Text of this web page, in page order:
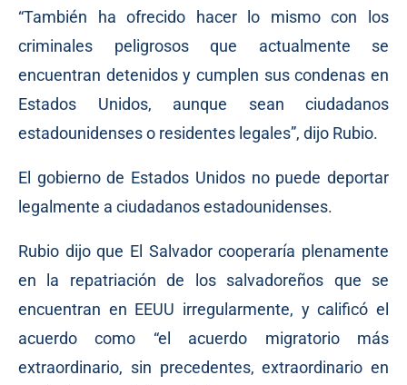
“También ha ofrecido hacer lo mismo con los
criminales peligrosos que actualmente se
encuentran detenidos y cumplen sus condenas en
Estados Unidos, aunque sean ciudadanos
estadounidenses o residentes legales”, dijo Rubio.
El gobierno de Estados Unidos no puede deportar
legalmente a ciudadanos estadounidenses.
Rubio dijo que El Salvador cooperaría plenamente
en la repatriación de los salvadoreños que se
encuentran en EEUU irregularmente, y calificó el
acuerdo como “el acuerdo migratorio más
extraordinario, sin precedentes, extraordinario en